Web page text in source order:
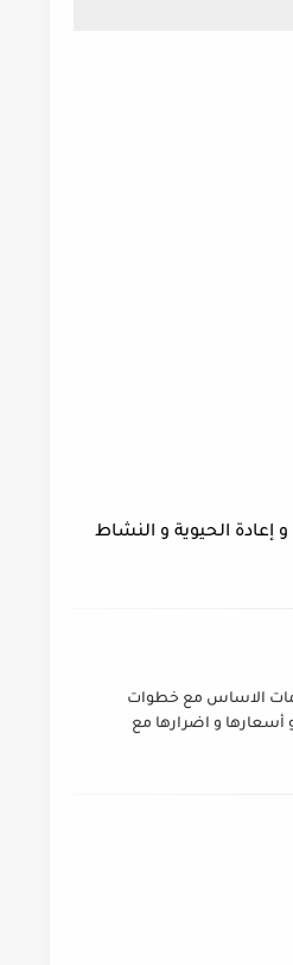
الحيوية و النشاط
الاساس مع خطوات
أسعارها و اضرارها مع